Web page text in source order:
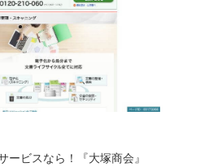
ービスなら！『大塚商会』